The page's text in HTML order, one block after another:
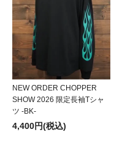
NEW ORDER CHOPPER
SHOW 2026 限定長袖Tシャ
ツ -BK-
4,400円(税込)